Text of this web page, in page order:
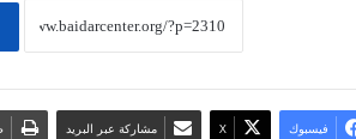
فيسبوك ‫X مشاركة عبر البريد